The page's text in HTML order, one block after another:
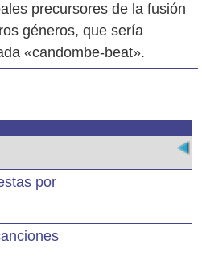
precursores de la fusión
géneros, que sería
«candombe-beat».
por